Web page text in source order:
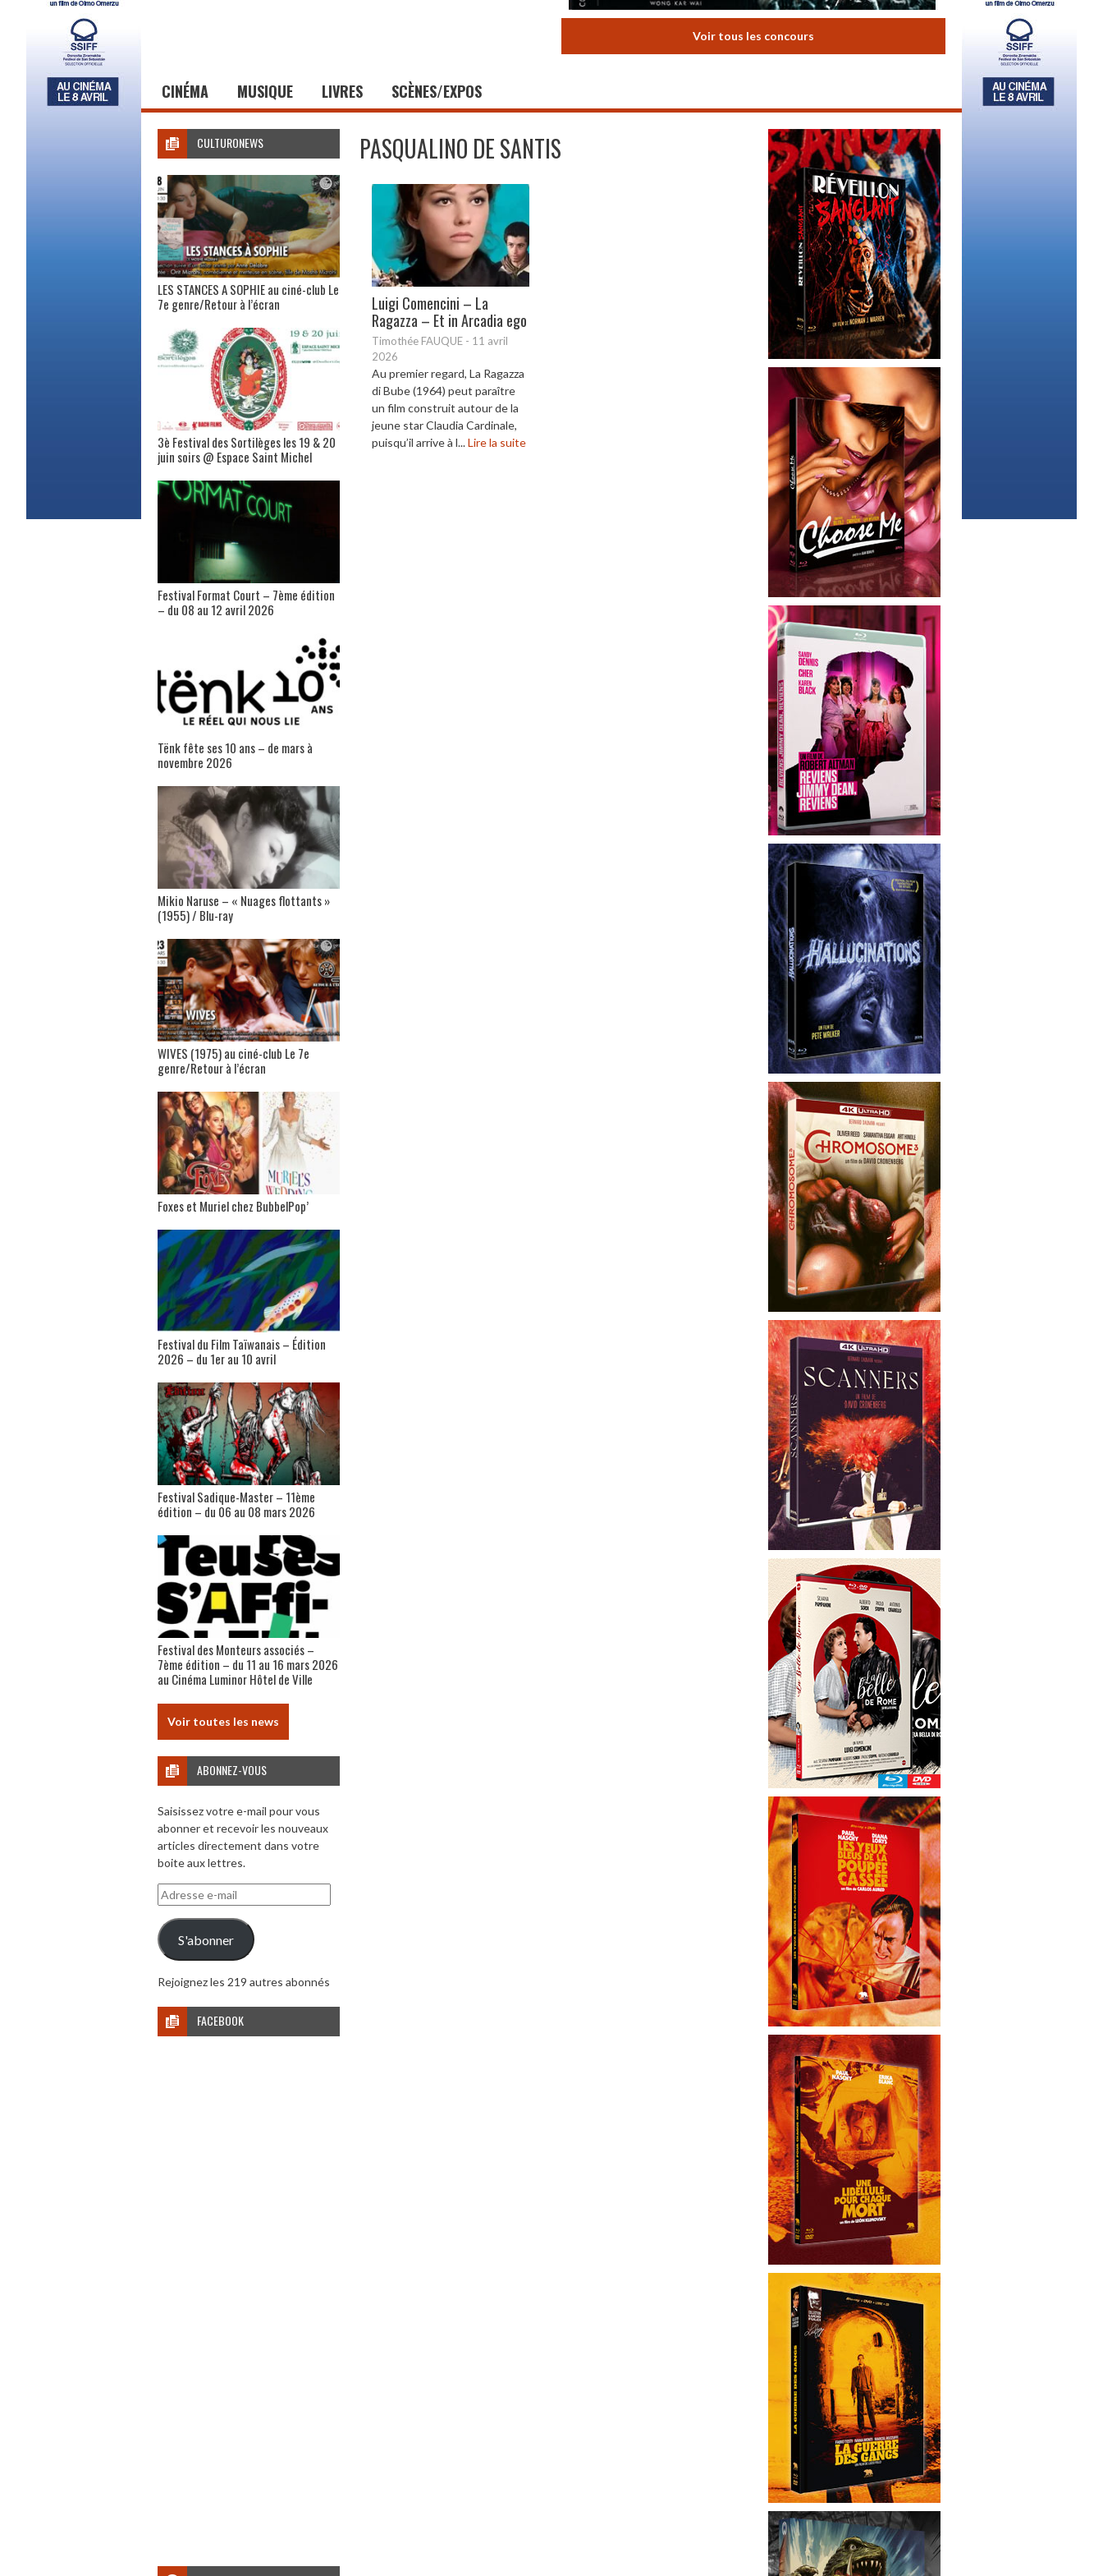
Voir tous les concours
CINÉMA MUSIQUE LIVRES SCÈNES/EXPOS
PASQUALINO DE SANTIS
Luigi Comencini – La
Ragazza – Et in Arcadia ego
Timothée FAUQUE - 11 avril
2026
Au premier regard, La Ragazza
di Bube (1964) peut paraître
un film construit autour de la
jeune star Claudia Cardinale,
puisqu’il arrive à l...Lire la suite
CULTURONEWS
LES STANCES A SOPHIE au ciné-club Le
7e genre/Retour à l’écran
3è Festival des Sortilèges les 19 & 20
juin soirs @ Espace Saint Michel
Festival Format Court – 7ème édition
– du 08 au 12 avril 2026
Tënk fête ses 10 ans – de mars à
novembre 2026
Mikio Naruse – « Nuages flottants »
(1955) / Blu-ray
WIVES (1975) au ciné-club Le 7e
genre/Retour à l’écran
Foxes et Muriel chez BubbelPop’
Festival du Film Taïwanais – Édition
2026 – du 1er au 10 avril
Festival Sadique-Master – 11ème
édition – du 06 au 08 mars 2026
Festival des Monteurs associés –
7ème édition – du 11 au 16 mars 2026
au Cinéma Luminor Hôtel de Ville
Voir toutes les news
ABONNEZ-VOUS
Saisissez votre e-mail pour vous
abonner et recevoir les nouveaux
articles directement dans votre
boite aux lettres.
Adresse
e-
mail
S'abonner
Rejoignez les 219 autres abonnés
FACEBOOK